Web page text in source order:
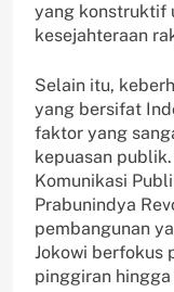
yang konstruktif
kesejahteraan
Selain itu,
yang bersifat
faktor yang
kepuasan
Komunikasi
Prabunindya
pembangunan
Jokowi berfokus
pinggiran